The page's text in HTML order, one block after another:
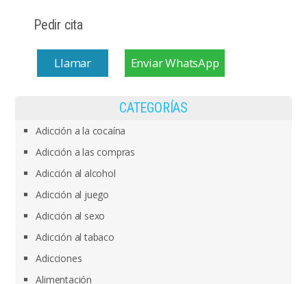
Pedir cita
Llamar Enviar WhatsApp
CATEGORÍAS
Adicción a la cocaína
Adicción a las compras
Adicción al alcohol
Adicción al juego
Adicción al sexo
Adicción al tabaco
Adicciones
Alimentación